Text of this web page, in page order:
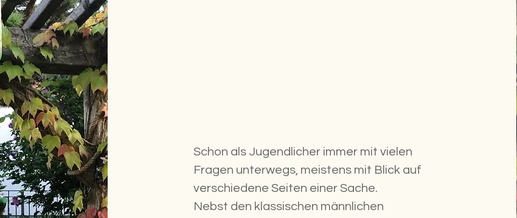
Schon als Jugendlicher immer mit vielen
Fragen unterwegs, meistens mit Blick auf
verschiedene Seiten einer Sache.
Nebst den klassischen männlichen